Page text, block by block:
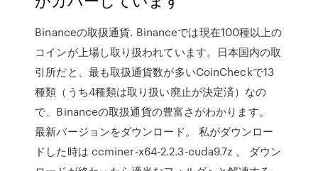
Binanceの取扱通貨. Binanceでは現在100種以上の
コインが上場し取り扱われています。日本国内の取
引所だと、最も取扱通貨数が多いCoinCheckで13
種類（うち4種類は取り扱い廃止が決定済）なの
で、Binanceの取扱通貨の豊富さがわかります。
最新バージョンをダウンロード。 私がダウンロー
ドした時は ccminer-x64-2.2.3-cuda9.7z 。 ダウン